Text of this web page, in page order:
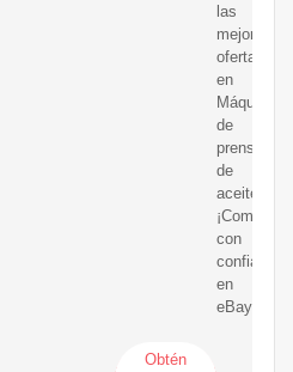
las
mejores
ofertas
en
Máquina
de
prensa
de
aceite.
¡Compra
con
confianza
en
eBay!
Obtén